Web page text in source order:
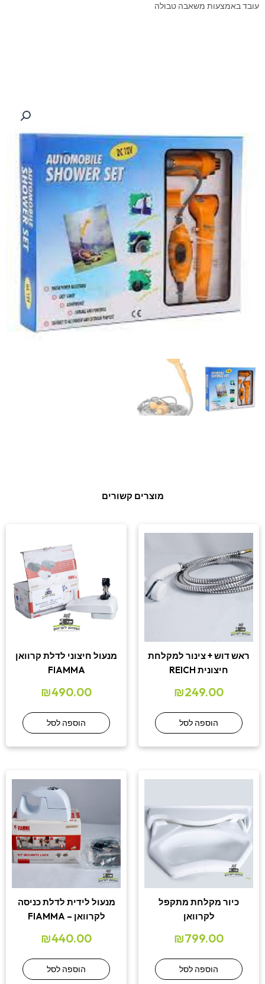
עובד באמצעות משאבה טבולה
מוצרים קשורים
ראש דוש + צינור למקלחת
חיצונית REICH
₪249.00
הוספה לסל
מנעול חיצוני לדלת קרוואן
FIAMMA
₪490.00
הוספה לסל
כיור מקלחת מתקפל
לקרוואן
₪799.00
הוספה לסל
מנעול לידית לדלת כניסה
לקרוואן – FIAMMA
₪440.00
הוספה לסל